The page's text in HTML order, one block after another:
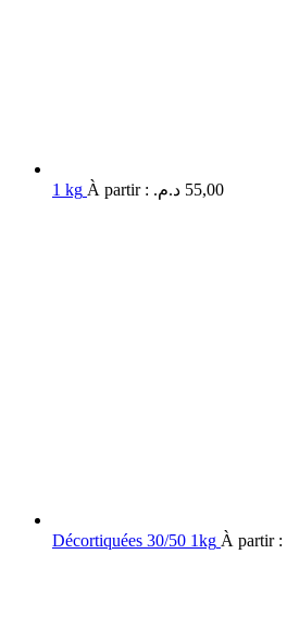
1 kg À partir : 55,00 د.م.
Décortiquées 30/50 1kg À partir :